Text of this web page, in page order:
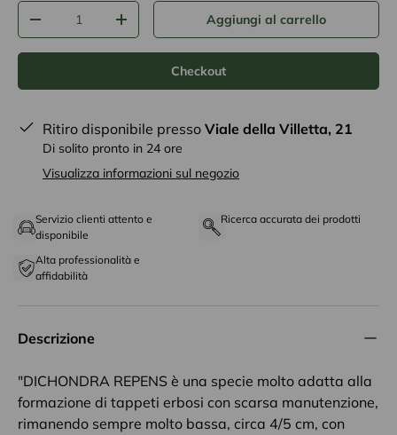
Q.tà
-
+ Aggiungi al carrello
Checkout
Ritiro disponibile presso Viale della Villetta, 21
Di solito pronto in 24 ore
Visualizza informazioni sul negozio
Servizio clienti attento e
disponibile
Ricerca accurata dei prodotti
Alta professionalità e
affidabilità
Descrizione
"DICHONDRA REPENS è una specie molto adatta alla
formazione di tappeti erbosi con scarsa manutenzione,
rimanendo sempre molto bassa, circa 4/5 cm, con